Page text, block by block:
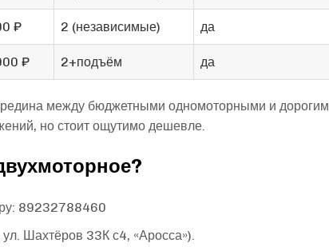
₽ 2 (независимые) да
₽ 2+подъём да
между бюджетными одномоторными и
но стоит ощутимо дешевле.
89232788460
Шахтёров 33К с4, «Аросса»).